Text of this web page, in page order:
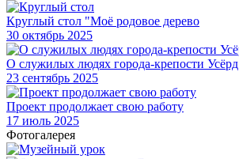
Круглый стол "Моё родовое дерево
30 октябрь 2025
О служилых людях города-крепости Усёрд
23 сентябрь 2025
Проект продолжает свою работу
17 июль 2025
Фотогалерея